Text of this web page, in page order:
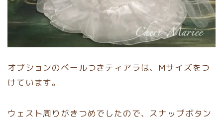
オプションのベールつきティアラは、Mサイズをつ
けています。
ウェスト周りがきつめでしたので、スナップボタン